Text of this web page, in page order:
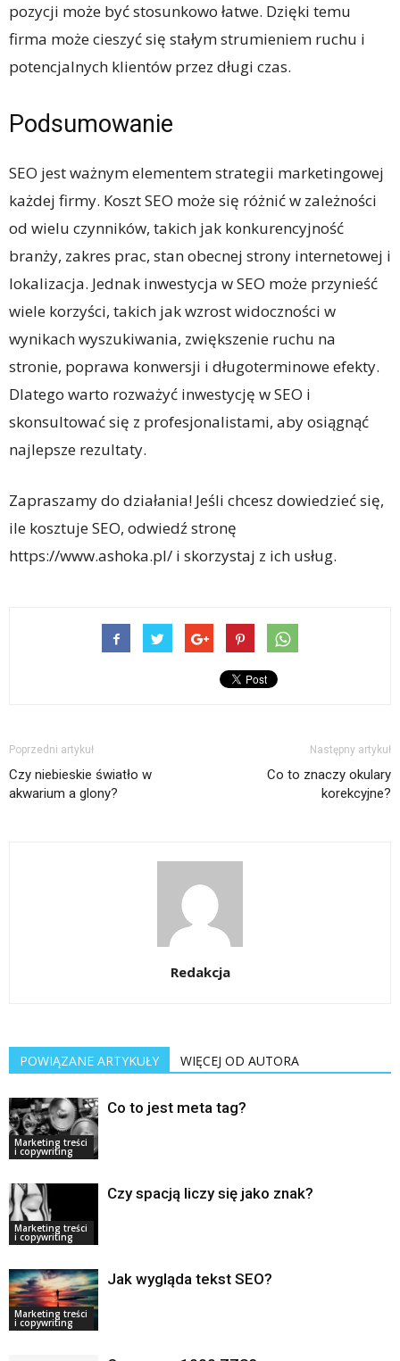
pozycji może być stosunkowo łatwe. Dzięki temu
firma może cieszyć się stałym strumieniem ruchu i
potencjalnych klientów przez długi czas.
Podsumowanie
SEO jest ważnym elementem strategii marketingowej
każdej firmy. Koszt SEO może się różnić w zależności
od wielu czynników, takich jak konkurencyjność
branży, zakres prac, stan obecnej strony internetowej i
lokalizacja. Jednak inwestycja w SEO może przynieść
wiele korzyści, takich jak wzrost widoczności w
wynikach wyszukiwania, zwiększenie ruchu na
stronie, poprawa konwersji i długoterminowe efekty.
Dlatego warto rozważyć inwestycję w SEO i
skonsultować się z profesjonalistami, aby osiągnąć
najlepsze rezultaty.
Zapraszamy do działania! Jeśli chcesz dowiedzieć się,
ile kosztuje SEO, odwiedź stronę
https://www.ashoka.pl/ i skorzystaj z ich usług.
Poprzedni artykuł
Czy niebieskie światło w
akwarium a glony?
Następny artykuł
Co to znaczy okulary
korekcyjne?
Redakcja
POWIĄZANE ARTYKUŁY WIĘCEJ OD AUTORA
Marketing treści
i copywriting
Co to jest meta tag?
Marketing treści
i copywriting
Czy spacją liczy się jako znak?
Marketing treści
i copywriting
Jak wygląda tekst SEO?